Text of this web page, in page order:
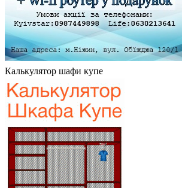
Калькулятор шафи купе